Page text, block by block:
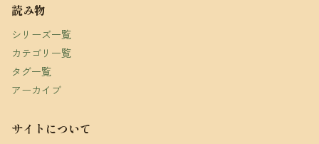
読み物
シリーズ一覧
カテゴリ一覧
タグ一覧
アーカイブ
サイトについて